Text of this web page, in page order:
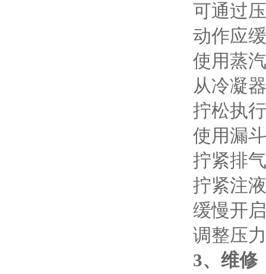
可通过
动作应
使用蒸
从冷凝
拧松执
使用漏
拧紧排
拧紧注
缓慢开
调整压
3、维修